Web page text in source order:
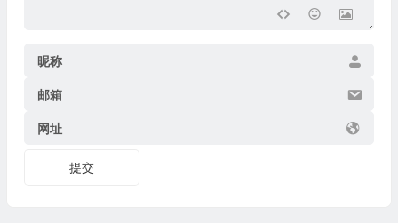
昵称
邮箱
网址
提交